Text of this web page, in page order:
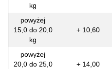
kg
powyżej
15,0 do 20,0
kg
+ 10,60
powyżej
20,0 do 25,0
+ 14,00